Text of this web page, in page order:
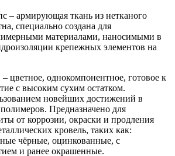
– армирующая ткань из нетканого
специально создана для
материалами, наносимыми в
крепежных элементов на
цветное, однокомпонентное, готовое к
с высоким сухим остатком.
новейших достижений в
Предназначено для
от коррозии, окраски и продления
кровель, таких как:
чёрные, оцинкованные, с
и ранее окрашенные.